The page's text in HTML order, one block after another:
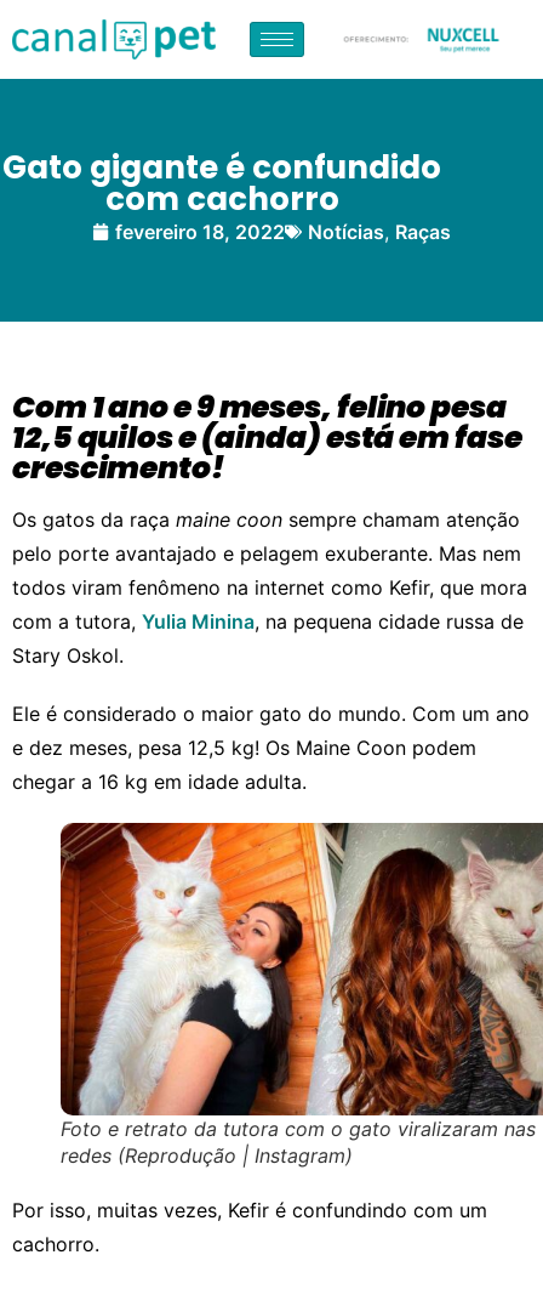
Gato gigante é confundido
com cachorro
fevereiro 18, 2022 Notícias, Raças
Com 1 ano e 9 meses, felino pesa
12,5 quilos e (ainda) está em fase
crescimento!
Os gatos da raça maine coon sempre chamam atenção
pelo porte avantajado e pelagem exuberante. Mas nem
todos viram fenômeno na internet como Kefir, que mora
com a tutora, Yulia Minina, na pequena cidade russa de
Stary Oskol.
Ele é considerado o maior gato do mundo. Com um ano
e dez meses, pesa 12,5 kg! Os Maine Coon podem
chegar a 16 kg em idade adulta.
Foto e retrato da tutora com o gato viralizaram nas
redes (Reprodução | Instagram)
Por isso, muitas vezes, Kefir é confundindo com um
cachorro.